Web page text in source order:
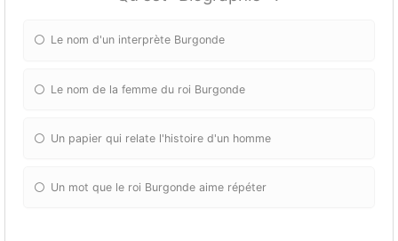
Le nom d'un interprète Burgonde
Le nom de la femme du roi Burgonde
Un papier qui relate l'histoire d'un homme
Un mot que le roi Burgonde aime répéter